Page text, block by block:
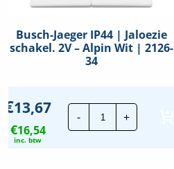
Busch-Jaeger IP44 | Jaloezie
schakel. 2V – Alpin Wit | 2126-
34
€13,67
€16,54
inc. btw
-
Busch-
Jaeger
IP44
+